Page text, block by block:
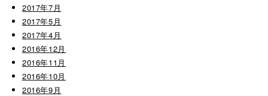
2017年7月
2017年5月
2017年4月
2016年12月
2016年11月
2016年10月
2016年9月